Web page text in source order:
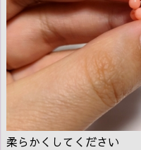
柔らかくしてください